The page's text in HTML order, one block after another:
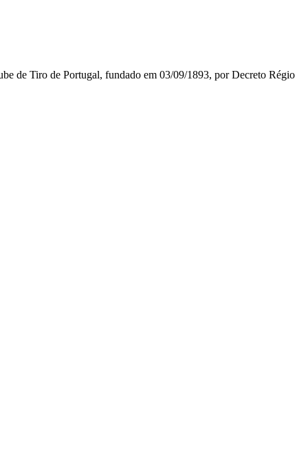
de Tiro de Portugal, fundado em 03/09/1893, por Decreto Régio